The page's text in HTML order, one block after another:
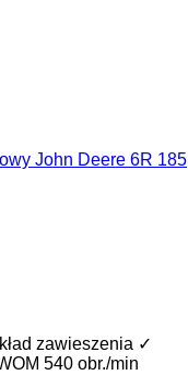
John Deere 6R 185
zawieszenia ✓
540 obr./min